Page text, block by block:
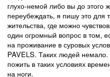
глухо-немой либо вы до этого
переубеждать, я пишу это для
жительства, где можно
один огромный вопрос в том,
на проживание в суровых
PAVELS. Таких людей немало.
пожить в таких условиях
на ноги.